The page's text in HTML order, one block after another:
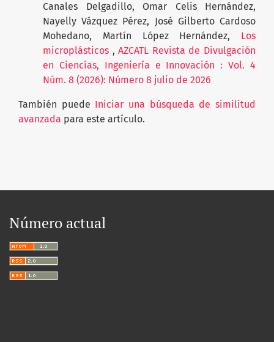
Canales Delgadillo, Omar Celis Hernández,
Nayelly Vázquez Pérez, José Gilberto Cardoso
Mohedano, Martín López Hernández, Los
microplásticos ,AZCATL Revista de Divulgación
en Ciencias, Ingeniería e Innovación : Vol. 4
Núm. 8 (2026): Número 8 julio de 2026
También puede Iniciar una búsqueda de similitud
avanzada para este artículo.
Número actual